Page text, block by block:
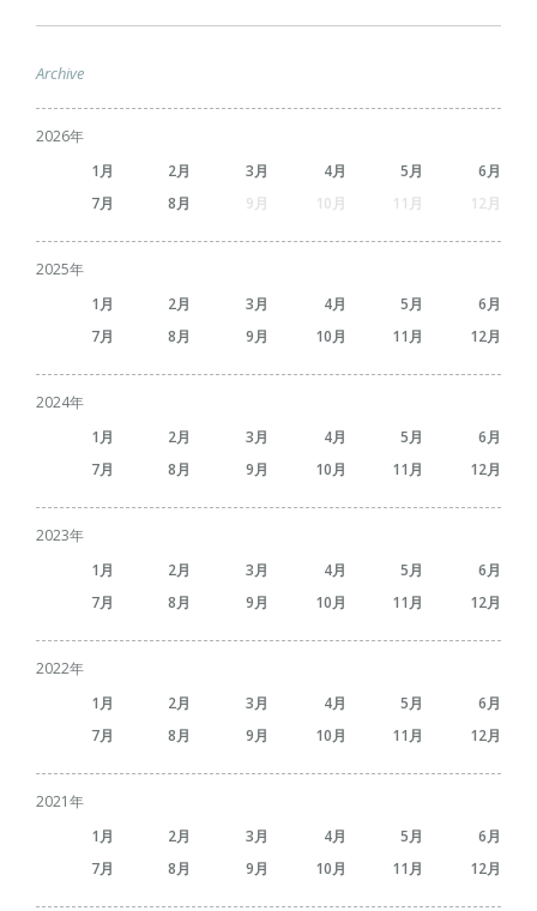
Archive
2026
1
2 3 4 5
6
7
8 9 10 11 12
2025
1
2 3 4 5
6
7
8 9 10 11 12
2024
1
2 3 4 5
6
7
8 9 10 11 12
2023
1
2 3 4 5
6
7
8 9 10 11 12
2022
1
2 3 4 5
6
7
8 9 10 11 12
2021
1
2 3 4 5
6
7
8 9 10 11 12